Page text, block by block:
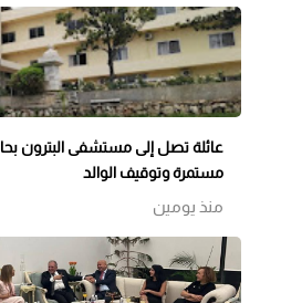
عائلة تصل إلى مستشفى البترون
مستمرة وتوقيف الوالد
منذ يومين